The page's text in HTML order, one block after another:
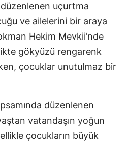
uçurtma
ve ailelerini bir araya
Hekim Mevkii’nde
gökyüzü rengarenk
çocuklar unutulmaz bir
düzenlenen
vatandaşın yoğun
çocukların büyük